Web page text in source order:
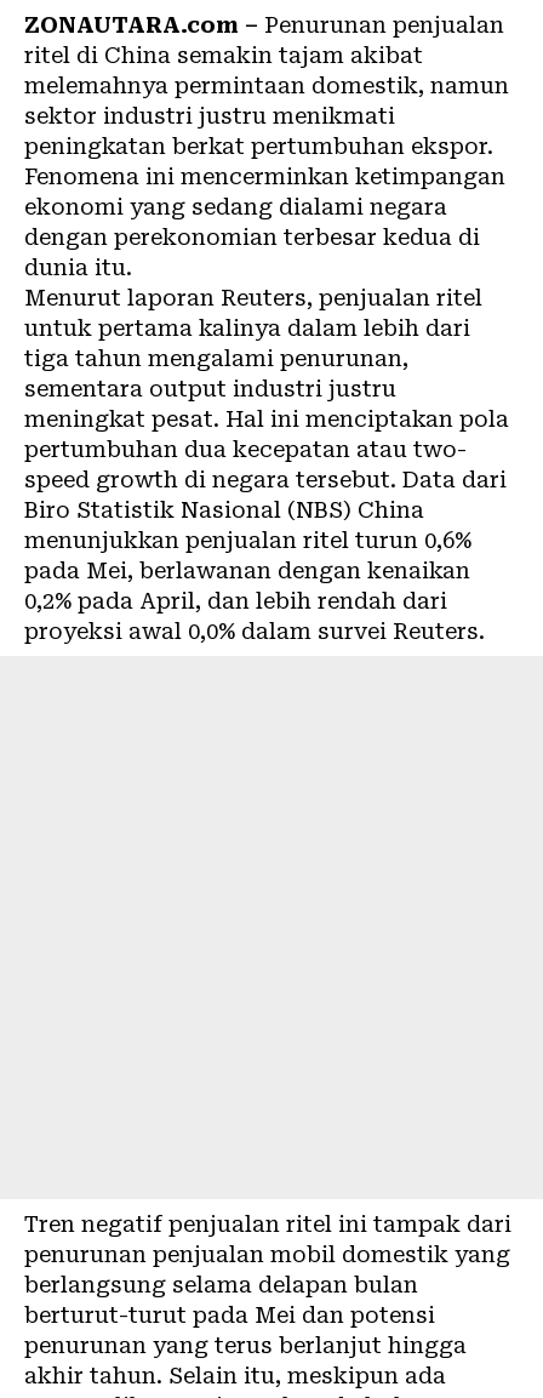
ZONAUTARA.com – Penurunan penjualan
ritel di China semakin tajam akibat
melemahnya permintaan domestik, namun
sektor industri justru menikmati
peningkatan berkat pertumbuhan ekspor.
Fenomena ini mencerminkan ketimpangan
ekonomi yang sedang dialami negara
dengan perekonomian terbesar kedua di
dunia itu.
Menurut laporan Reuters, penjualan ritel
untuk pertama kalinya dalam lebih dari
tiga tahun mengalami penurunan,
sementara output industri justru
meningkat pesat. Hal ini menciptakan pola
pertumbuhan dua kecepatan atau two-
speed growth di negara tersebut. Data dari
Biro Statistik Nasional (NBS) China
menunjukkan penjualan ritel turun 0,6%
pada Mei, berlawanan dengan kenaikan
0,2% pada April, dan lebih rendah dari
proyeksi awal 0,0% dalam survei Reuters.
Tren negatif penjualan ritel ini tampak dari
penurunan penjualan mobil domestik yang
berlangsung selama delapan bulan
berturut-turut pada Mei dan potensi
penurunan yang terus berlanjut hingga
akhir tahun. Selain itu, meskipun ada